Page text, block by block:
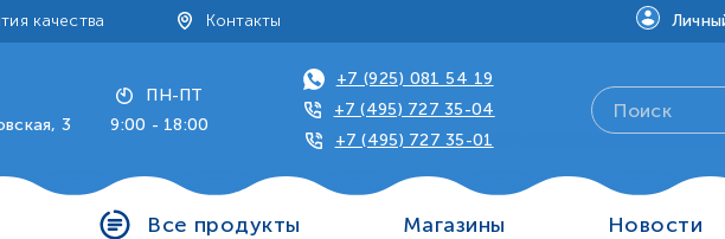
качества Контакты
3
ПН-ПТ
9:00 - 18:00
+7 (925) 081 54 19
+7 (495) 727 35-04
+7 (495) 727 35-01
Все продукты Магазины Новости